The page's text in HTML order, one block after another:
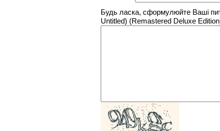
Будь ласка, сформулюйте Ваші
Untitled) (Remastered Deluxe